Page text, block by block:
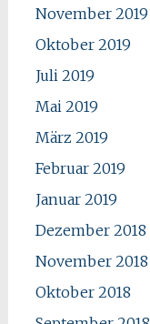
November 2019
Oktober 2019
Juli 2019
Mai 2019
März 2019
Februar 2019
Januar 2019
Dezember 2018
November 2018
Oktober 2018